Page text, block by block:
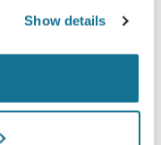
Show details